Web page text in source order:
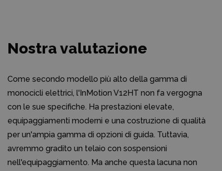
Nostra valutazione
Come secondo modello più alto della gamma di
monocicli elettrici, l'InMotion V12HT non fa vergogna
con le sue specifiche. Ha prestazioni elevate,
equipaggiamenti moderni e una costruzione di qualità
per un'ampia gamma di opzioni di guida. Tuttavia,
avremmo gradito un telaio con sospensioni
nell'equipaggiamento. Ma anche questa lacuna non